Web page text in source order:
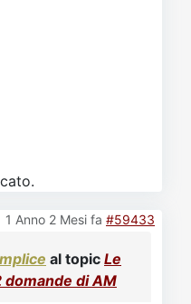
1 Anno 2 Mesi fa #59433
al topic Le
domande di AM